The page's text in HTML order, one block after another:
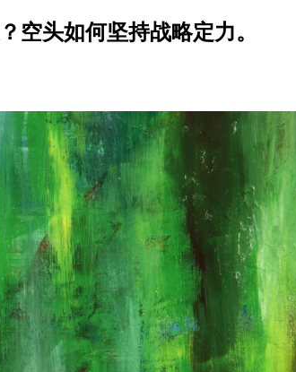
空头如何坚持战略定力。